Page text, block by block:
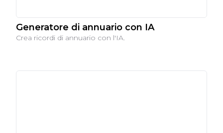
Generatore di annuario con IA
Crea ricordi di annuario con l'IA.